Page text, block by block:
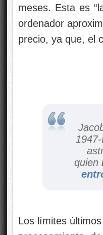
meses. Esta es
ordenador
precio, ya que, el
quien
Los límites